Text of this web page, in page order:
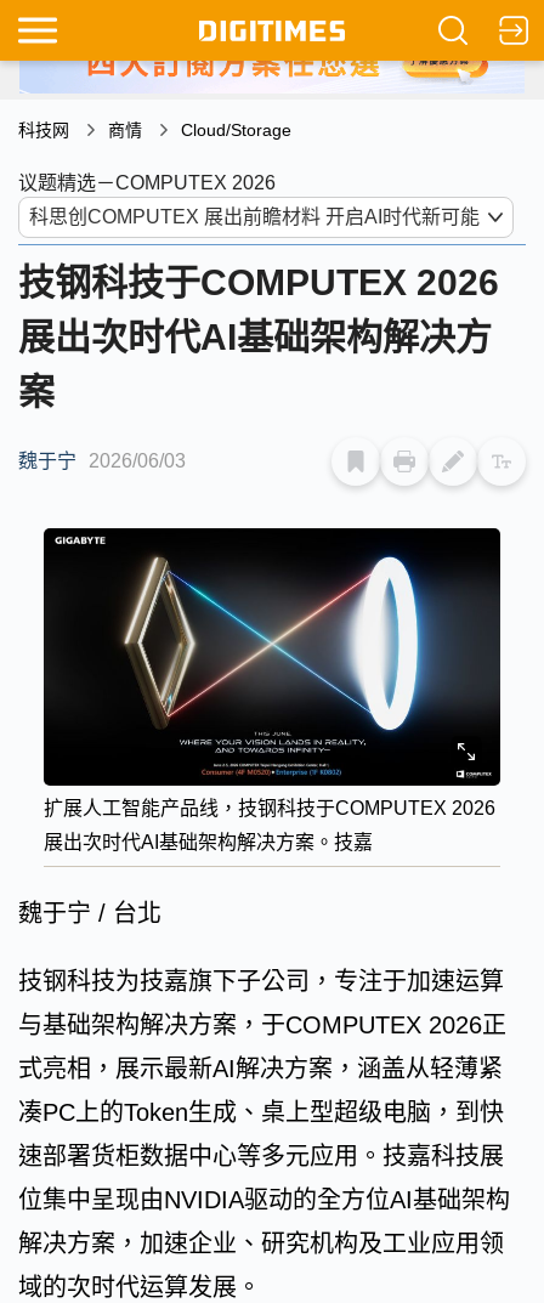
科技网 商情 Cloud/Storage
议题精选－COMPUTEX 2026
技钢科技于COMPUTEX 2026
展出次时代AI基础架构解决方
案
魏于宁 2026/06/03
扩展人工智能产品线，技钢科技于COMPUTEX 2026
展出次时代AI基础架构解决方案。技嘉
魏于宁 / 台北
技钢科技为技嘉旗下子公司，专注于加速运算
与基础架构解决方案，于COMPUTEX 2026正
式亮相，展示最新AI解决方案，涵盖从轻薄紧
凑PC上的Token生成、桌上型超级电脑，到快
速部署货柜数据中心等多元应用。技嘉科技展
位集中呈现由NVIDIA驱动的全方位AI基础架构
解决方案，加速企业、研究机构及工业应用领
域的次时代运算发展。